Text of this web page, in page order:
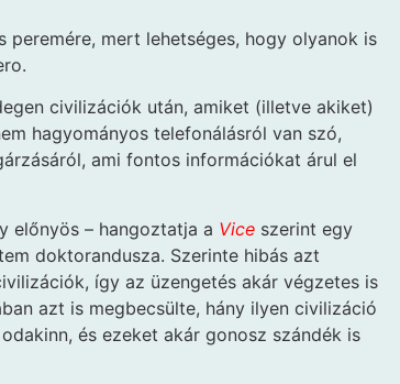
mert lehetséges, hogy olyanok is
civilizációk után, amiket (illetve akiket)
hagyományos telefonálásról van szó,
ami fontos információkat árul el
előnyös – hangoztatja a Vice szerint egy
doktorandusza. Szerinte hibás azt
így az üzengetés akár végzetes is
azt is megbecsülte, hány ilyen civilizáció
és ezeket akár gonosz szándék is